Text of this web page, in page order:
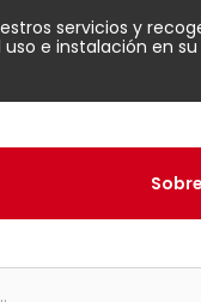
servicios y
e instalación en